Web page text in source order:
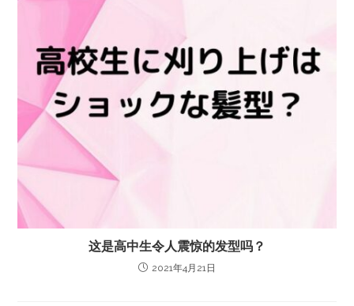
这是高中生令人震惊的发型吗？
2021年4月21日